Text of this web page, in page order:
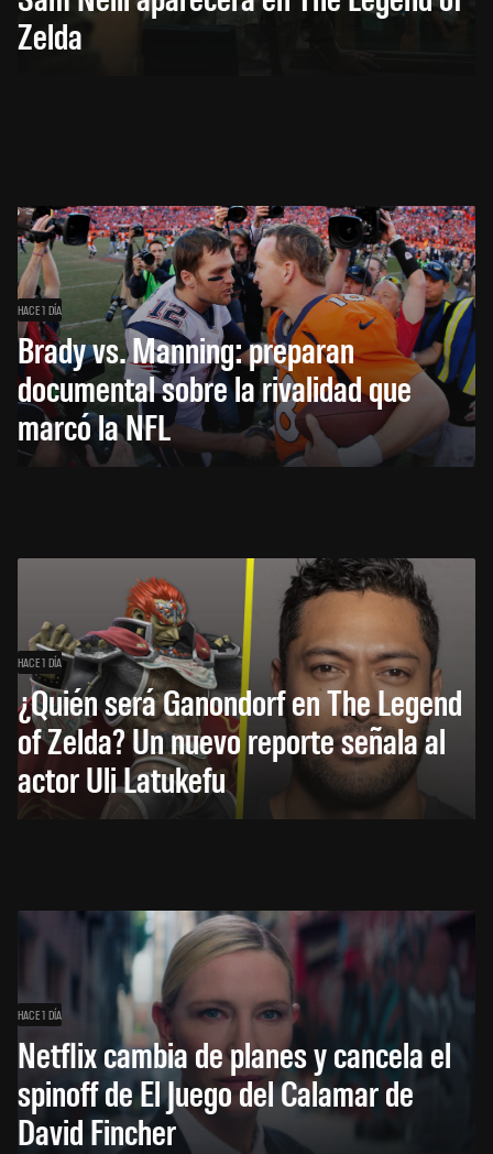
Zelda
HACE 1 DÍA
Brady vs. Manning: preparan
documental sobre la rivalidad que
marcó la NFL
HACE 1 DÍA
¿Quién será Ganondorf en The Legend
of Zelda? Un nuevo reporte señala al
actor Uli Latukefu
HACE 1 DÍA
Netflix cambia de planes y cancela el
spinoff de El Juego del Calamar de
David Fincher